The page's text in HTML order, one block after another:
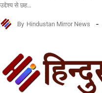
उद्देश्य से छह…
By Hindustan Mirror News